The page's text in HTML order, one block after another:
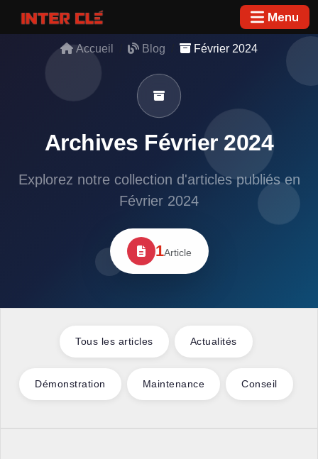
Menu
Accueil Blog Février 2024
Archives Février 2024
Explorez notre collection d'articles publiés en
Février 2024
1Article
Tous les articles Actualités
Démonstration Maintenance Conseil